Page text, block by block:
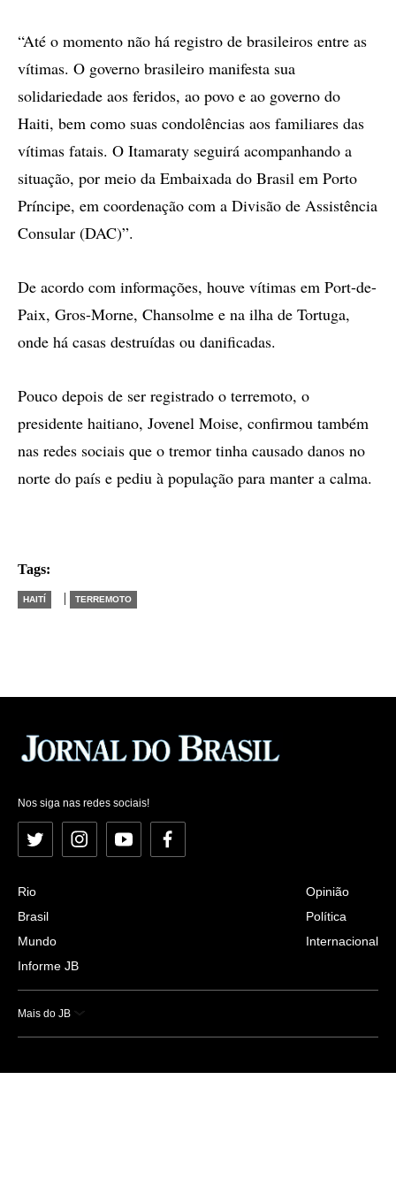
“Até o momento não há registro de brasileiros entre as
vítimas. O governo brasileiro manifesta sua
solidariedade aos feridos, ao povo e ao governo do
Haiti, bem como suas condolências aos familiares das
vítimas fatais. O Itamaraty seguirá acompanhando a
situação, por meio da Embaixada do Brasil em Porto
Príncipe, em coordenação com a Divisão de Assistência
Consular (DAC)”.
De acordo com informações, houve vítimas em Port-de-
Paix, Gros-Morne, Chansolme e na ilha de Tortuga,
onde há casas destruídas ou danificadas.
Pouco depois de ser registrado o terremoto, o
presidente haitiano, Jovenel Moise, confirmou também
nas redes sociais que o tremor tinha causado danos no
norte do país e pediu à população para manter a calma.
Tags:
HAITÍ | TERREMOTO
Nos siga nas redes sociais!
Twitter InstagramYouTubeFacebook
Rio
Brasil
Mundo
Informe JB
Opinião
Política
Internacional
Mais do JB
Esportes